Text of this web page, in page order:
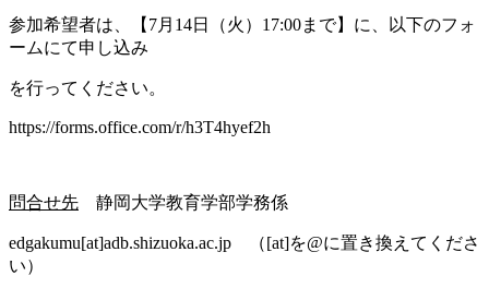
参加希望者は、【7月14日（火）17:00まで】に、以下のフォ
ームにて申し込み
を行ってください。
https://forms.office.com/r/h3T4hyef2h
問合せ先 静岡大学教育学部学務係
edgakumu[at]adb.shizuoka.ac.jp （[at]を@に置き換えてくださ
い）